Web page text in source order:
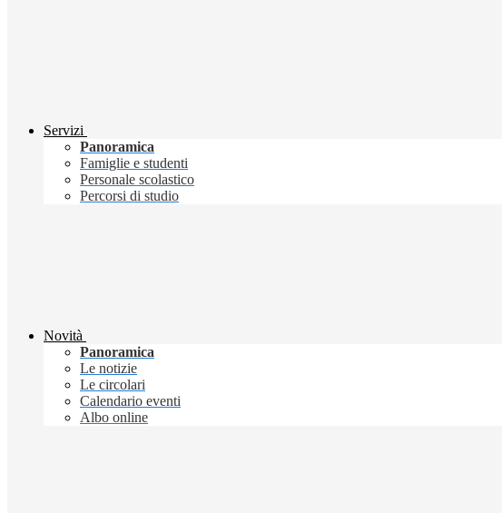
Servizi
Panoramica
Famiglie e studenti
Personale scolastico
Percorsi di studio
Novità
Panoramica
Le notizie
Le circolari
Calendario eventi
Albo online